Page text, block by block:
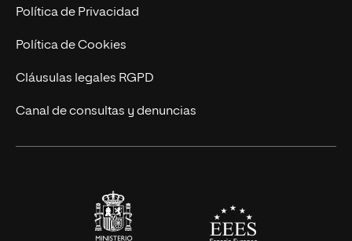
Postgrados
Cursos Universitarios
Trabaja en UNIR
Actualidad
UNIR Revista
Eventos
Política de Privacidad
Política de Cookies
Cláusulas legales RGPD
Canal de consultas y denuncias